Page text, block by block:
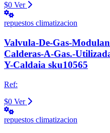
$0 Ver
repuestos climatizacion
Valvula-De-Gas-
Calderas-A-Gas.-
Y-Caldaia sku10565
Ref:
$0 Ver
repuestos climatizacion